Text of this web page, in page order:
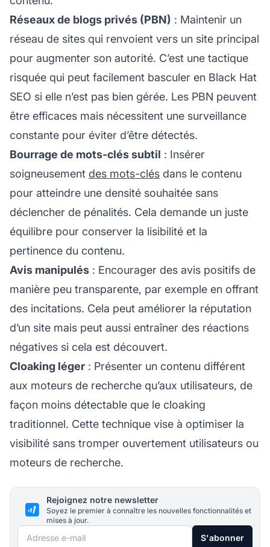
Réseaux de blogs privés (PBN) : Maintenir un
réseau de sites qui renvoient vers un site principal
pour augmenter son autorité. C’est une tactique
risquée qui peut facilement basculer en Black Hat
SEO si elle n’est pas bien gérée. Les PBN peuvent
être efficaces mais nécessitent une surveillance
constante pour éviter d’être détectés.
Bourrage de mots-clés subtil : Insérer
soigneusement des mots-clés dans le contenu
pour atteindre une densité souhaitée sans
déclencher de pénalités. Cela demande un juste
équilibre pour conserver la lisibilité et la
pertinence du contenu.
Avis manipulés : Encourager des avis positifs de
manière peu transparente, par exemple en offrant
des incitations. Cela peut améliorer la réputation
d’un site mais peut aussi entraîner des réactions
négatives si cela est découvert.
Cloaking léger : Présenter un contenu différent
aux moteurs de recherche qu’aux utilisateurs, de
façon moins détectable que le cloaking
traditionnel. Cette technique vise à optimiser la
visibilité sans tromper ouvertement utilisateurs ou
moteurs de recherche.
Rejoignez notre newsletter
Soyez le premier à connaître les nouvelles fonctionnalités et
mises à jour.
Adresse e-mail S'abonner